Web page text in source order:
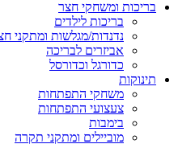
בריכות ומשחקי חצר
בריכות לילדים
נדנדות/מגלשות ומתקני חצר
אביזרים לבריכה
כדורגל וכדורסל
תינוקות
משחקי התפתחות
צעצועי התפתחות
בימבות
מוביילים ומתקני תקרה